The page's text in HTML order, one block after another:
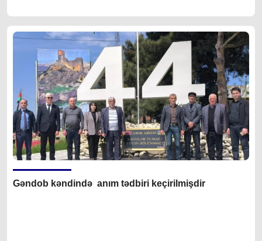
Gəndob kəndində anım tədbiri keçirilmişdir